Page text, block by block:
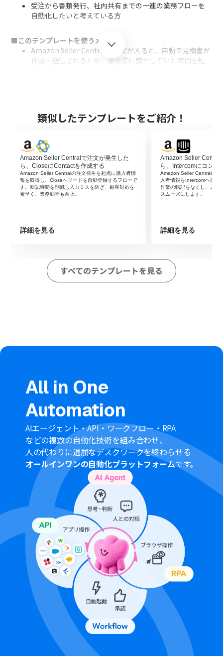
受注から書類発行、社内共有までの一連の業務フローを
自動化したいと考えている方
■このテンプレートを使うメリット
Amazon Seller Centralで注文が入ると、自動で見積書が
作成・送信されるため、手作業に費やしていた時間を短
■フローボットの流れ
シート、DiscordをYoomと連携します
次に、トリガーでAmazon Seller Centralを選択し、「注
文情報が作成されたら」というアクションを設定します
次に、オペレーションで書類を発行機能を選択し、
「Google スプレッドシートで書類を発行する」アクショ
ンを設定します
指定のチャンネルに送信します
■このワークフローのカスタムポイント
固定テキストのほか、前段のフローで取得した注文情報な
■注意事項
Amazon Seller Central、Google スプレッドシート、
DiscordのそれぞれとYoomを連携してください。
トリガーは5分、10分、15分、30分、60分の間隔で起動
間隔を選択できます。
プランによって最短の起動間隔が異なりますので、ご注意
ください。
類似したテンプレートをご紹介！
Amazon Seller Centralで注文が発生した
ら、CloseにContactを作成する
Amazon Seller Centralの注文発生を起点に購入者情
報を取得し、Closeへリードを自動登録するフローで
す。転記時間を削減し入力ミスを防ぎ、顧客対応を
素早く、業務効率も向上。
詳細を見る
Amazon Seller
ら、Intercomにコンタ
Amazon Seller Centralの注
入者情報をIntercomへ自動
作業の転記をなくし、入力
スムーズにします。
詳細を見る
すべてのテンプレートを見る
All in One
Automation
AIエージェント・API・ワークフロー・RPA
などの複数の自動化技術を組み合わせ、
人の代わりに退屈なデスクワークを終わらせる
オールインワンの自動化プラットフォームです。